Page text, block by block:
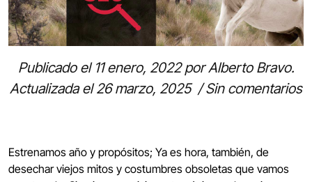
Publicado el 11 enero, 2022porAlberto Bravo.
Actualizada el 26 marzo, 2025 /Sin comentarios
Estrenamos año y propósitos; Ya es hora, también, de
desechar viejos mitos y costumbres obsoletas que vamos